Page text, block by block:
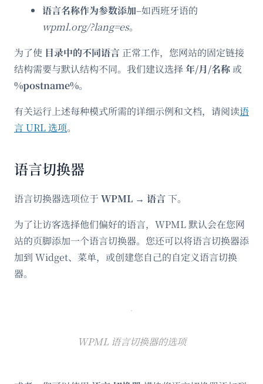
语言名称作为参数添加–如西班牙语的
wpml.org/?lang=es。
为了使 目录中的不同语言 正常工作，您网站的固定链接
结构需要与默认结构不同。我们建议选择年/月/名称或
%postname%。
有关运行上述每种模式所需的详细示例和文档，请阅读语
言 URL 选项。
语言切换器
语言切换器选项位于 WPML → 语言 下。
为了让访客选择他们偏好的语言，WPML 默认会在您网
站的页脚添加一个语言切换器。您还可以将语言切换器添
加到 Widget、菜单，或创建您自己的自定义语言切换
器。
WPML 语言切换器的选项